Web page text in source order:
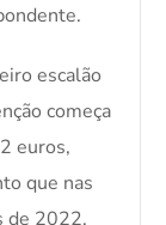
escalão
começa
euros,
que nas
de 2022,